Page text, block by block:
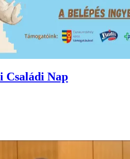
Családi Nap